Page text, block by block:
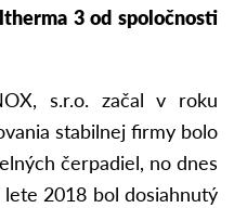
3 od spoločnosti
s.r.o. začal v roku
stabilnej firmy bolo
čerpadiel, no dnes
2018 bol dosiahnutý